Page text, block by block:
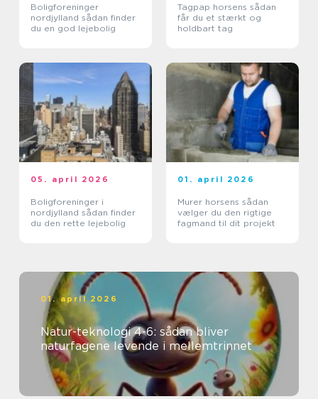
Boligforeninger
nordjylland sådan finder
du en god lejebolig
Tagpap horsens sådan
får du et stærkt og
holdbart tag
05. april 2026
Boligforeninger i
nordjylland sådan finder
du den rette lejebolig
01. april 2026
Murer horsens sådan
vælger du den rigtige
fagmand til dit projekt
01. april 2026
Natur-teknologi 4-6: sådan bliver
naturfagene levende i mellemtrinnet